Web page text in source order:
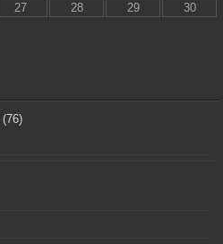
27 28 29
30
(76)